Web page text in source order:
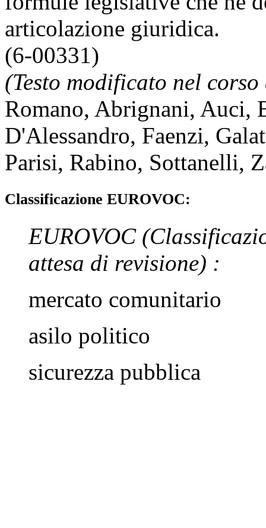
articolazione giuridica.
(6-00331)
(Testo modificato nel
Romano, Abrignani, Auci,
D'Alessandro, Faenzi,
Parisi, Rabino, Sottanelli,
Classificazione EUROVOC:
EUROVOC
attesa di revisione) :
mercato comunitario
asilo politico
sicurezza pubblica